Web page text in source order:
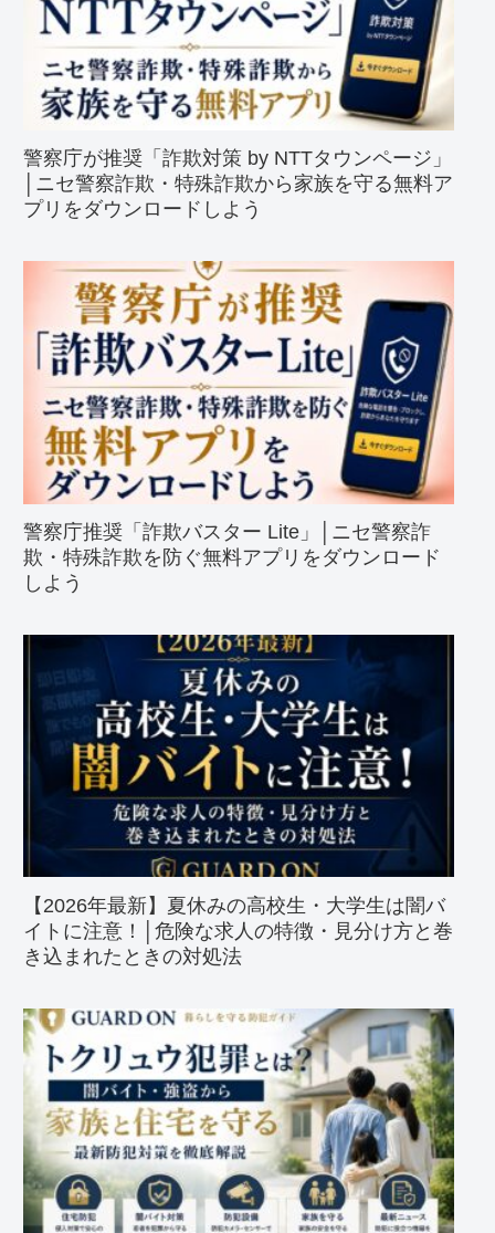
警察庁が推奨「詐欺対策 by NTTタウンページ」
│ニセ警察詐欺・特殊詐欺から家族を守る無料ア
プリをダウンロードしよう
警察庁推奨「詐欺バスター Lite」│ニセ警察詐
欺・特殊詐欺を防ぐ無料アプリをダウンロード
しよう
【2026年最新】夏休みの高校生・大学生は闇バ
イトに注意！│危険な求人の特徴・見分け方と巻
き込まれたときの対処法